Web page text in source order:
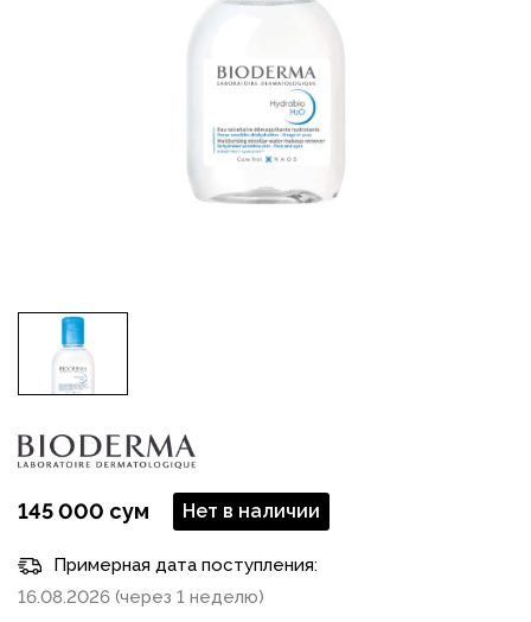
145 000 сум Нет в наличии
Примерная дата поступления:
16.08.2026 (через 1 неделю)